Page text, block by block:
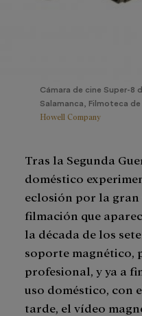
Cámara de cine Super-8
Salamanca, Filmoteca
Howell Company
Tras la Segunda
doméstico
eclosión por la gran
filmación que
la década de los
soporte magnético,
profesional, y ya a
uso doméstico, con
tarde, el vídeo